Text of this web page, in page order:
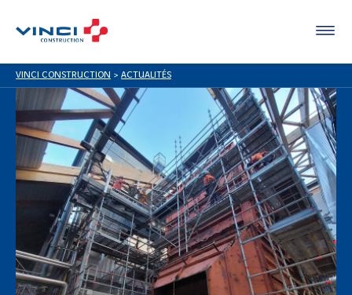
VINCI CONSTRUCTION > ACTUALITÉS